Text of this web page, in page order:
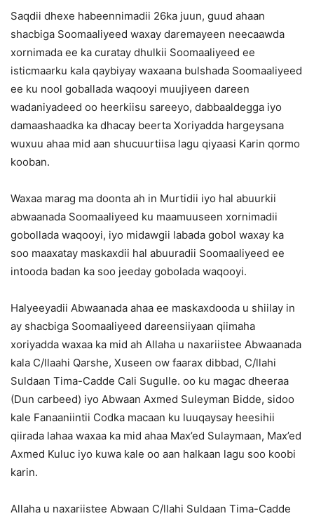
Saqdii dhexe habeennimadii 26ka juun, guud ahaan
shacbiga Soomaaliyeed waxay daremayeen neecaawda
xornimada ee ka curatay dhulkii Soomaaliyeed ee
isticmaarku kala qaybiyay waxaana bulshada Soomaaliyeed
ee ku nool goballada waqooyi muujiyeen dareen
wadaniyadeed oo heerkiisu sareeyo, dabbaaldegga iyo
damaashaadka ka dhacay beerta Xoriyadda hargeysana
wuxuu ahaa mid aan shucuurtiisa lagu qiyaasi Karin qormo
kooban.
Waxaa marag ma doonta ah in Murtidii iyo hal abuurkii
abwaanada Soomaaliyeed ku maamuuseen xornimadii
gobollada waqooyi, iyo midawgii labada gobol waxay ka
soo maaxatay maskaxdii hal abuuradii Soomaaliyeed ee
intooda badan ka soo jeeday gobolada waqooyi.
Halyeeyadii Abwaanada ahaa ee maskaxdooda u shiilay in
ay shacbiga Soomaaliyeed dareensiiyaan qiimaha
xoriyadda waxaa ka mid ah Allaha u naxariistee Abwaanada
kala C/llaahi Qarshe, Xuseen ow faarax dibbad, C/llahi
Suldaan Tima-Cadde Cali Sugulle. oo ku magac dheeraa
(Dun carbeed) iyo Abwaan Axmed Suleyman Bidde, sidoo
kale Fanaaniintii Codka macaan ku luuqaysay heesihii
qiirada lahaa waxaa ka mid ahaa Max’ed Sulaymaan, Max’ed
Axmed Kuluc iyo kuwa kale oo aan halkaan lagu soo koobi
karin.
Allaha u naxariistee Abwaan C/llahi Suldaan Tima-Cadde